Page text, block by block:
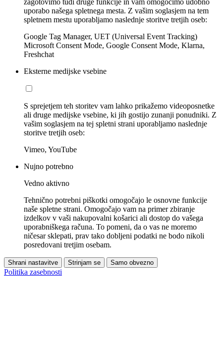
uporabo našega spletnega mesta. Z vašim soglasjem na tem
spletnem mestu uporabljamo naslednje storitve tretjih oseb:
Google Tag Manager, UET (Universal Event Tracking)
Microsoft Consent Mode, Google Consent Mode, Klarna,
Freshchat
Eksterne medijske vsebine
S sprejetjem teh storitev vam lahko prikažemo videoposnetke
ali druge medijske vsebine, ki jih gostijo zunanji ponudniki. Z
vašim soglasjem na tej spletni strani uporabljamo naslednje
storitve tretjih oseb:
Vimeo, YouTube
Nujno potrebno
Vedno aktivno
Tehnično potrebni piškotki omogočajo le osnovne funkcije
naše spletne strani. Omogočajo vam na primer zbiranje
izdelkov v vaši nakupovalni košarici ali dostop do vašega
uporabniškega računa. To pomeni, da o vas ne moremo
ničesar sklepati, prav tako dobljeni podatki ne bodo nikoli
posredovani tretjim osebam.
Shrani nastavitve Strinjam se Samo obvezno
Politika zasebnosti